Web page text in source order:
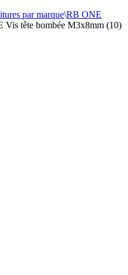
par marque\RB ONE
Vis tête bombée M3x8mm (10)